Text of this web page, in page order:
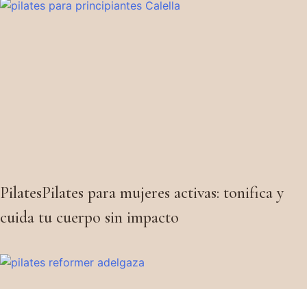
PilatesPilates para mujeres activas: tonifica y
cuida tu cuerpo sin impacto